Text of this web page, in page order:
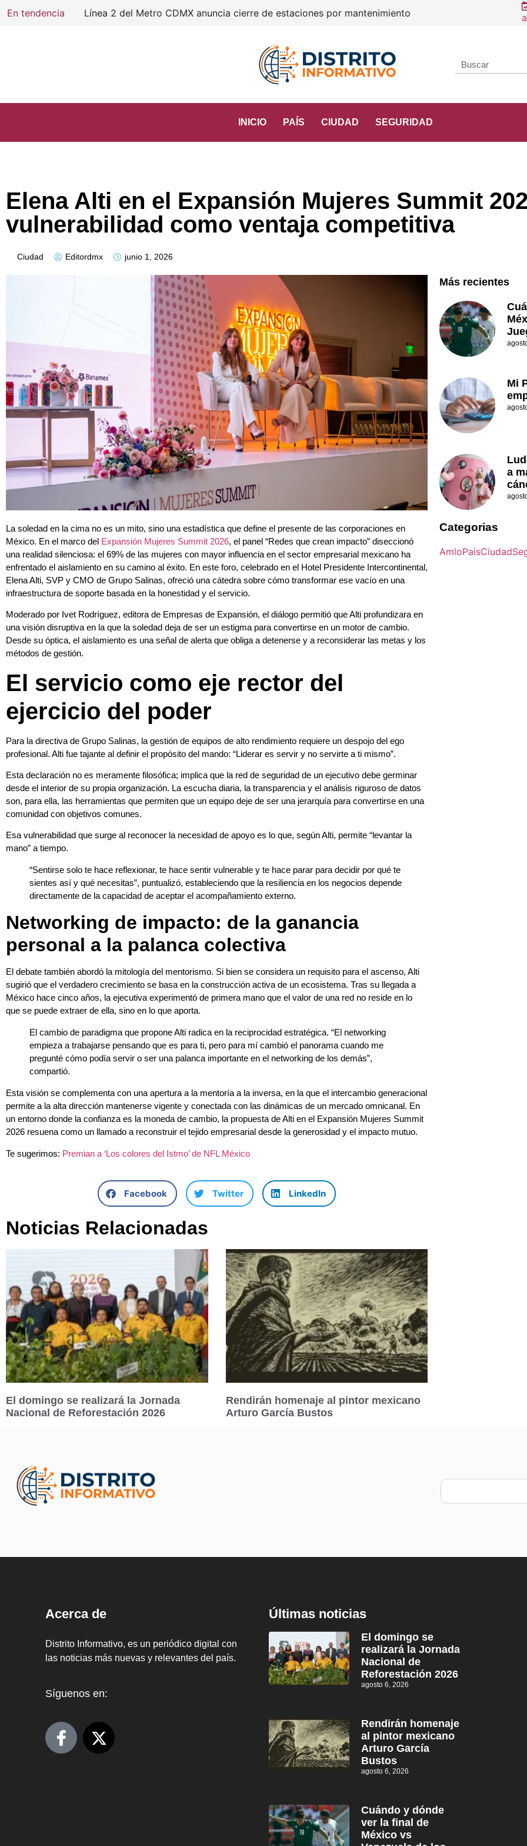
En tendencia
INICIO PAÍS CIUDAD SEGURIDAD
Elena Alti en el Expansión Mujeres Summit
vulnerabilidad como ventaja competitiva
Ciudad Editordmx junio 1, 2026
La soledad en la cima no es un mito, sino una estadística que define el presente de las corporaciones en
México. En el marco del Expansión Mujeres Summit 2026, el panel “Redes que crean impacto” diseccionó
una realidad silenciosa: el 69% de las mujeres con mayor influencia en el sector empresarial mexicano ha
enfrentado el aislamiento en su camino al éxito. En este foro, celebrado en el Hotel Presidente Intercontinental,
Elena Alti, SVP y CMO de Grupo Salinas, ofreció una cátedra sobre cómo transformar ese vacío en una
infraestructura de soporte basada en la honestidad y el servicio.
Moderado por Ivet Rodríguez, editora de Empresas de Expansión, el diálogo permitió que Alti profundizara en
una visión disruptiva en la que la soledad deja de ser un estigma para convertirse en un motor de cambio.
Desde su óptica, el aislamiento es una señal de alerta que obliga a detenerse y a reconsiderar las metas y los
métodos de gestión.
El servicio como eje rector del
ejercicio del poder
Para la directiva de Grupo Salinas, la gestión de equipos de alto rendimiento requiere un despojo del ego
profesional. Alti fue tajante al definir el propósito del mando: “Liderar es servir y no servirte a ti mismo”.
Esta declaración no es meramente filosófica; implica que la red de seguridad de un ejecutivo debe germinar
desde el interior de su propia organización. La escucha diaria, la transparencia y el análisis riguroso de datos
son, para ella, las herramientas que permiten que un equipo deje de ser una jerarquía para convertirse en una
comunidad con objetivos comunes.
Esa vulnerabilidad que surge al reconocer la necesidad de apoyo es lo que, según Alti, permite “levantar la
mano” a tiempo.
“Sentirse solo te hace reflexionar, te hace sentir vulnerable y te hace parar para decidir por qué te
sientes así y qué necesitas”, puntualizó, estableciendo que la resiliencia en los negocios depende
directamente de la capacidad de aceptar el acompañamiento externo.
Networking de impacto: de la ganancia
personal a la palanca colectiva
El debate también abordó la mitología del mentorismo. Si bien se considera un requisito para el ascenso, Alti
sugirió que el verdadero crecimiento se basa en la construcción activa de un ecosistema. Tras su llegada a
México hace cinco años, la ejecutiva experimentó de primera mano que el valor de una red no reside en lo
que se puede extraer de ella, sino en lo que aporta.
El cambio de paradigma que propone Alti radica en la reciprocidad estratégica. “El networking
empieza a trabajarse pensando que es para ti, pero para mí cambió el panorama cuando me
pregunté cómo podía servir o ser una palanca importante en el networking de los demás”,
compartió.
Esta visión se complementa con una apertura a la mentoría a la inversa, en la que el intercambio generacional
permite a la alta dirección mantenerse vigente y conectada con las dinámicas de un mercado omnicanal. En
un entorno donde la confianza es la moneda de cambio, la propuesta de Alti en el Expansión Mujeres Summit
2026 resuena como un llamado a reconstruir el tejido empresarial desde la generosidad y el impacto mutuo.
Te sugerimos: Premian a ‘Los colores del Istmo’ de NFL México
Facebook Twitter LinkedIn
Noticias Relacionadas
El domingo se realizará la Jornada
Nacional de Reforestación 2026
Rendirán homenaje al pintor mexicano
Arturo García Bustos
Más recientes
Mi
a
Categorias
AmloPaisCiudad
Acerca de
Distrito Informativo, es un periódico digital con
las noticias más nuevas y relevantes del país.
Síguenos en:
Últimas noticias
El domingo se
realizará la Jornada
Nacional de
Reforestación 2026
agosto 6, 2026
Rendirán homenaje
al pintor mexicano
Arturo García
Bustos
agosto 6, 2026
Cuándo y dónde
ver la final de
México vs